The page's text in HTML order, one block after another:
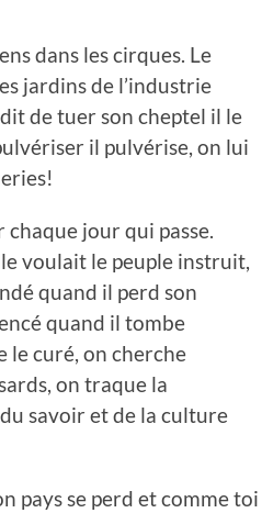
dans les cirques. Le
jardins de l’industrie
de tuer son cheptel il le
il pulvérise, on lui
chaque jour qui passe.
voulait le peuple instruit,
quand il perd son
quand il tombe
le curé, on cherche
on traque la
savoir et de la culture
pays se perd et comme toi